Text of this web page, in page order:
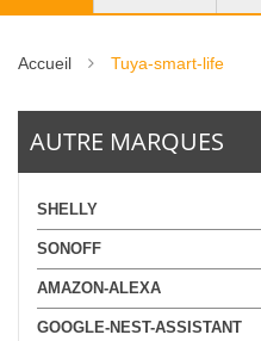
Accueil Tuya-smart-life
AUTRE MARQUES
SHELLY
SONOFF
AMAZON-ALEXA
GOOGLE-NEST-ASSISTANT